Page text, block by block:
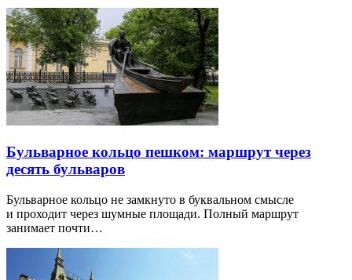
Бульварное кольцо пешком: маршрут через
десять бульваров
Бульварное кольцо не замкнуто в буквальном смысле
и проходит через шумные площади. Полный маршрут
занимает почти…